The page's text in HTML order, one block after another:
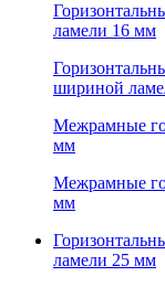
ламели 16 мм
шириной
Межрамные
мм
Межрамные
мм
ламели 25 мм